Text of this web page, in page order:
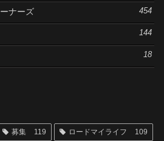
ナーズ 454
144
18
募集 119 ロードマイライフ 109